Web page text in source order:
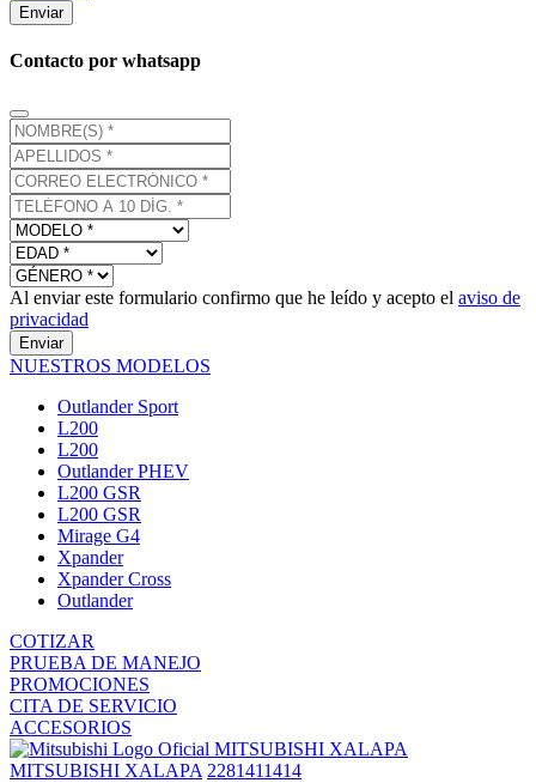
Enviar
Contacto por whatsapp
Al enviar este formulario confirmo que he leído y acepto el aviso de
privacidad
Enviar
NUESTROS MODELOS
Outlander Sport
L200
L200
Outlander PHEV
L200 GSR
L200 GSR
Mirage G4
Xpander
Xpander Cross
Outlander
COTIZAR
PRUEBA DE MANEJO
PROMOCIONES
CITA DE SERVICIO
ACCESORIOS
MITSUBISHI XALAPA
MITSUBISHI XALAPA 2281411414